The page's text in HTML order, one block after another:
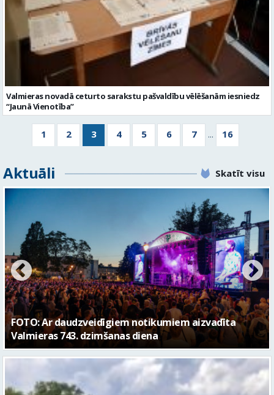
Valmieras novadā ceturto sarakstu pašvaldību vēlēšanām iesniedz
“Jaunā Vienotība”
1 2 3 4 5 6 7 ... 16
Aktuāli Skatīt visu
FOTO: Valmieras pilsētas svētku gājiens 2026